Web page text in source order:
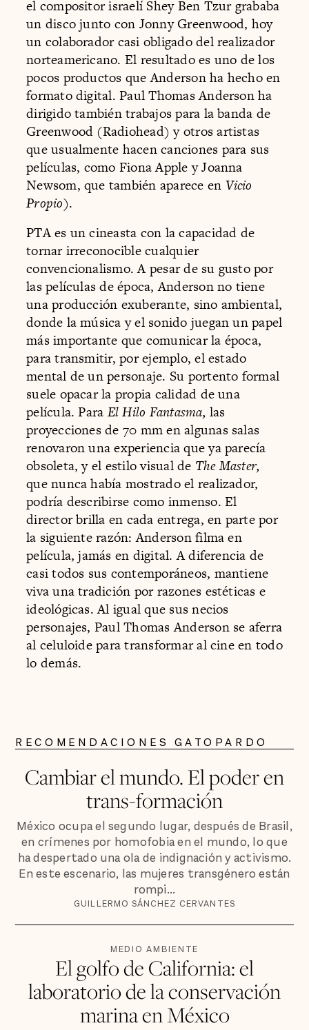
el compositor israelí Shey Ben Tzur grababa
un disco junto con Jonny Greenwood, hoy
un colaborador casi obligado del realizador
norteamericano. El resultado es uno de los
pocos productos que Anderson ha hecho en
formato digital. Paul Thomas Anderson ha
dirigido también trabajos para la banda de
Greenwood (Radiohead) y otros artistas
que usualmente hacen canciones para sus
películas, como Fiona Apple y Joanna
Newsom, que también aparece en Vicio
Propio).
PTA es un cineasta con la capacidad de
tornar irreconocible cualquier
convencionalismo. A pesar de su gusto por
las películas de época, Anderson no tiene
una producción exuberante, sino ambiental,
donde la música y el sonido juegan un papel
más importante que comunicar la época,
para transmitir, por ejemplo, el estado
mental de un personaje. Su portento formal
suele opacar la propia calidad de una
película. Para El Hilo Fantasma,las
proyecciones de 70 mm en algunas salas
renovaron una experiencia que ya parecía
obsoleta, y el estilo visual de The Master,
que nunca había mostrado el realizador,
podría describirse como inmenso. El
director brilla en cada entrega, en parte por
la siguiente razón: Anderson filma en
película, jamás en digital. A diferencia de
casi todos sus contemporáneos, mantiene
viva una tradición por razones estéticas e
ideológicas. Al igual que sus necios
personajes, Paul Thomas Anderson se aferra
al celuloide para transformar al cine en todo
lo demás.
RECOMENDACIONES GATOPARDO
Cambiar el mundo. El poder en
trans-formación
México ocupa el segundo lugar, después de Brasil,
en crímenes por homofobia en el mundo, lo que
ha despertado una ola de indignación y activismo.
En este escenario, las mujeres transgénero están
rompi...
GUILLERMO SÁNCHEZ CERVANTES
MEDIO AMBIENTE
El golfo de California: el
laboratorio de la conservación
marina en México